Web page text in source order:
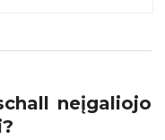
neįgaliojo